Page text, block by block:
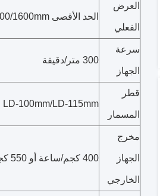
العرض
الفعلي
الحد الأقصى 1100/1300/1600mm
سرعة
الجهاز
300 متر/دقيقة
قطر
المسمار
LD-100mm/LD-115mm
مخرج
الجهاز
الخارجي
400 كجم/ساعة أو 550 كجم/ساعة